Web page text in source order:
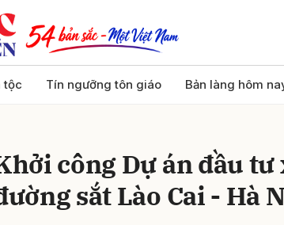
tộc Tín ngưỡng tôn giáo Bản làng hôm
công Dự án đầu
sắt Lào Cai - Hà
Gửi bình luận